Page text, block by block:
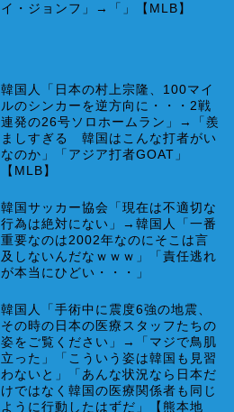
イ・ジョンフ」→「」【MLB】
韓国人「日本の村上宗隆、100マイ
ルのシンカーを逆方向に・・・2戦
連発の26号ソロホームラン」→「羨
ましすぎる 韓国はこんな打者がい
なのか」「アジア打者GOAT」
【MLB】
韓国サッカー協会「現在は不適切な
行為は絶対にない」→韓国人「一番
重要なのは2002年なのにそこは言
及しないんだなｗｗｗ」「責任逃れ
が本当にひどい・・・」
韓国人「手術中に震度6強の地震、
その時の日本の医療スタッフたちの
姿をご覧ください」→「マジで鳥肌
立った」「こういう姿は韓国も見習
わないと」「あんな状況なら日本だ
けではなく韓国の医療関係者も同じ
ように行動したはずだ」【熊本地